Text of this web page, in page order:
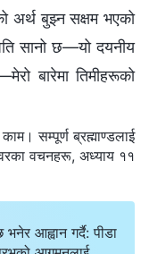
अर्थ बुझ्न सक्षम भएको
सानो छ—यो दयनीय
बारेमा तिमीहरूको
सम्पूर्ण ब्रह्माण्डलाई
वचनहरू, अध्याय ११
आह्वान गर्दै: पीडा